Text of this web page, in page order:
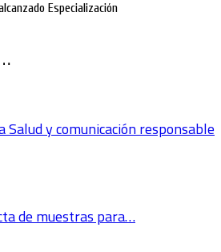
Especialización
Salud y comunicación responsable
de muestras para…